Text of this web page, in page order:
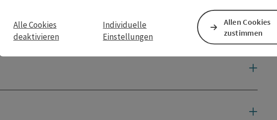
Alle Cookies
deaktivieren
Individuelle
Einstellungen
Allen Cookies
zustimmen